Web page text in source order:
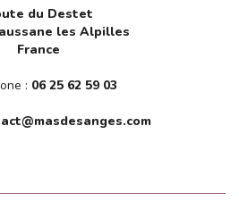
du Destet
les Alpilles
France
: 06 25 62 59 03